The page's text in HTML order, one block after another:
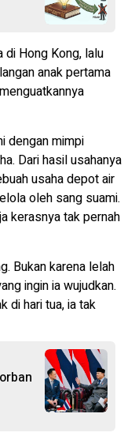
di Hong Kong, lalu
anak pertama
dengan mimpi
Dari hasil usahanya
usaha depot air
oleh sang suami.
kerasnya tak pernah
Bukan karena lelah
ingin ia wujudkan.
di hari tua, ia tak